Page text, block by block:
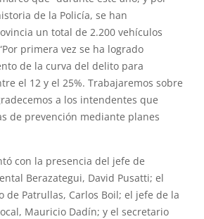
de la Policía, se han
un total de 2.200 vehículos
primera vez se ha logrado
de la curva del delito para
el 12 y el 25%. Trabajaremos sobre
a los intendentes que
de prevención mediante planes
con la presencia del jefe de
Berazategui, David Pusatti; el
de Patrullas, Carlos Boil; el jefe de la
Mauricio Dadín; y el secretario